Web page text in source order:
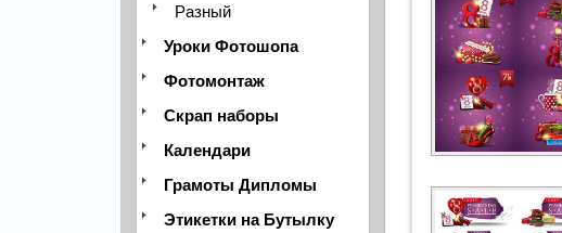
Разный
Уроки Фотошопа
Фотомонтаж
Скрап наборы
Календари
Грамоты Дипломы
Этикетки на Бутылку